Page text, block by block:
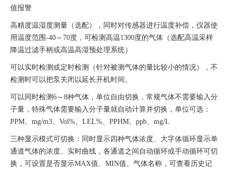
值报警
高精度温湿度测量（选配），同时对传感器进行温度补偿，仪器使
用温度范围-40～70度， 可检测 高温1300度的气体（选配高温采样
降温过滤手柄或高温高湿预处理系统）
可以实时检测或定时检测（针对被测气体的量比较小的情况），不
检测时可以把泵关闭以延长开机时间。
可以同时检测6～8种气体，单位自由切换，常规气体不需要输入分
子量，特殊气体需要输入分子量就自动计算并切换，单位可选：
PPM、mg/m3、Vol%、LEL%、PPHM、ppb、mg/L
三种显示模式可切换：同时显示四种气体浓度、大字体循环显示单
通道气体的浓度、实时曲线，各通道之 间自动循环或手动循环可切
换，可设置是否显示MAX值、 MIN值、气体名称，可查看历史记